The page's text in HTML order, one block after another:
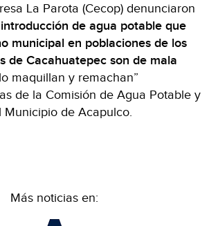
La Parota (Cecop) denunciaron
de agua potable que
municipal en poblaciones de los
de Cacahuatepec son de mala
maquillan y remachan”
de la Comisión de Agua Potable y
de Acapulco.
Más noticias en: